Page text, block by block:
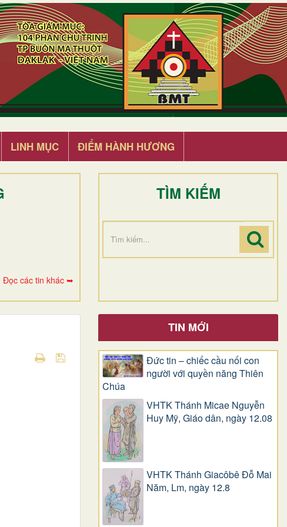
LINH MỤC ĐIỂM HÀNH HƯƠNG
Đọc các tin khác ➥
TÌM KIẾM
TIN MỚI
Đức tin – chiếc cầu nối con
người với quyền năng Thiên
Chúa
VHTK Thánh Micae Nguyễn
Huy Mỹ, Giáo dân, ngày 12.08
VHTK Thánh Giacôbê Ðỗ Mai
Năm, Lm, ngày 12.8